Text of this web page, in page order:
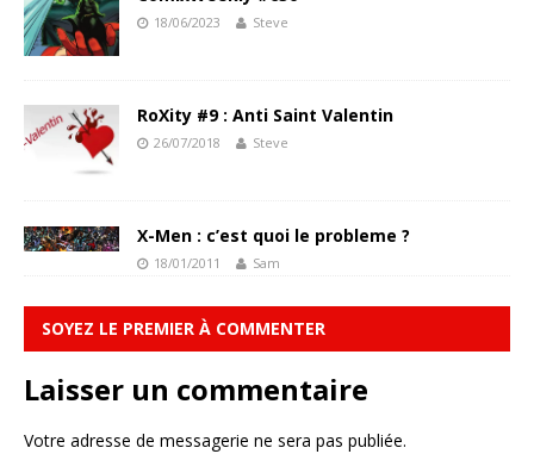
18/06/2023 Steve
RoXity #9 : Anti Saint Valentin
26/07/2018 Steve
X-Men : c’est quoi le probleme ?
18/01/2011 Sam
SOYEZ LE PREMIER À COMMENTER
Laisser un commentaire
Votre adresse de messagerie ne sera pas publiée.